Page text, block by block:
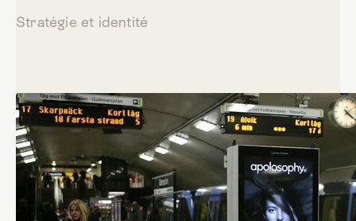
Stratégie et identité